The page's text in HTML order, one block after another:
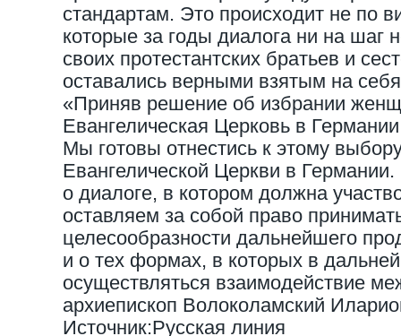
стандартам. Это происходит не по
которые за годы диалога ни на шаг
своих протестантских братьев и
оставались верными взятым на
«Приняв решение об избрании
Евангелическая Церковь в
Мы готовы отнестись к этому
Евангелической Церкви в
о диалоге, в котором должна
оставляем за собой право
целесообразности дальнейшего
и о тех формах, в которых в
осуществляться взаимодействие
архиепископ Волоколамский
Источник:Русская линия